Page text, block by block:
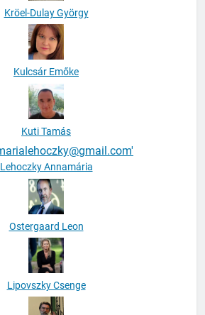
Kröel-Dulay György
Kulcsár Emőke
Kuti Tamás
Lehoczky Annamária
Ostergaard Leon
Lipovszky Csenge